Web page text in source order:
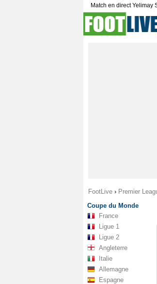
Match en direct Yelimay
FootLive › Premier
Coupe du Monde
France
Ligue 1
Ligue 2
Angleterre
Italie
Allemagne
Espagne